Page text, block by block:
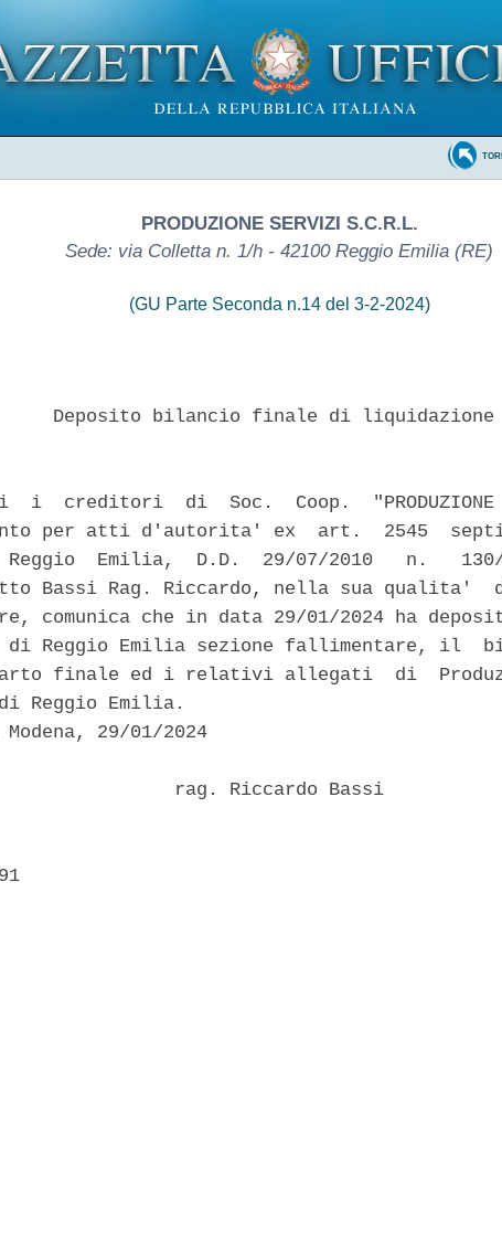
PRODUZIONE SERVIZI S.C.R.L.
Sede: via Colletta n. 1/h - 42100 Reggio Emilia (RE)
(GU Parte Seconda n.14 del 3-2-2024)
Deposito bilancio finale di liquidazione
i  creditori  di  Soc.  Coop.  "PRODUZIONE
per atti d'autorita' ex  art.  2545
Emilia,  D.D.  29/07/2010   n.
Bassi Rag. Riccardo, nella sua qualita'
comunica che in data 29/01/2024 ha
di Reggio Emilia sezione fallimentare, il
finale ed i relativi allegati  di
Reggio Emilia.
Modena, 29/01/2024
rag. Riccardo Bassi